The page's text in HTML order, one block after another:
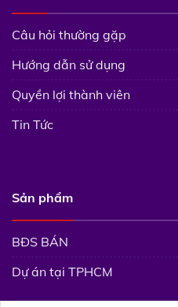
Câu hỏi thường gặp
Hướng dẫn sử dụng
Quyền lợi thành viên
Tin Tức
Sản phẩm
BĐS BÁN
Dự án tại TPHCM